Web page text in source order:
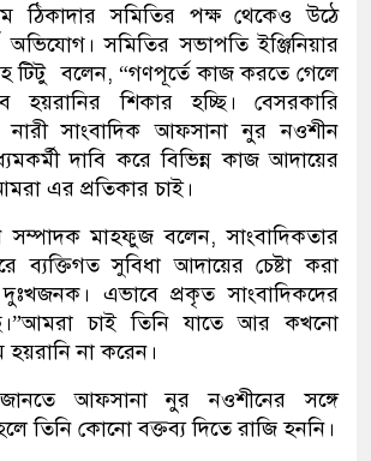
ঠিকাদার সমিতির পক্ষ থেকেও উঠে
অভিযোগ। সমিতির সভাপতি ইঞ্জিনিয়ার
টিটু বলেন, “গণপূর্তে কাজ করতে গেলে
হয়রানির শিকার হচ্ছি। বেসরকারি
নারী সাংবাদিক আফসানা নুর নওশীন
দাবি করে বিভিন্ন কাজ আদায়ের
এর প্রতিকার চাই।
সম্পাদক মাহফুজ বলেন, সাংবাদিকতার
ব্যক্তিগত সুবিধা আদায়ের চেষ্টা করা
এভাবে প্রকৃত সাংবাদিকদের
চাই তিনি যাতে আর কখনো
না করেন।
আফসানা নুর নওশীনের সঙ্গে
তিনি কোনো বক্তব্য দিতে রাজি হননি।